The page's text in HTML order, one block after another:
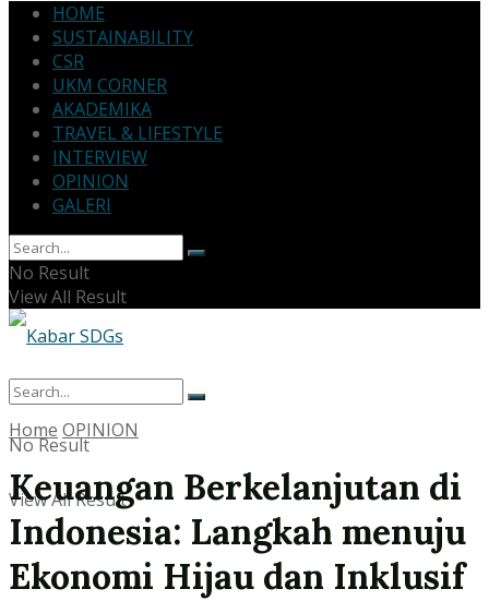
HOME
SUSTAINABILITY
CSR
UKM CORNER
AKADEMIKA
TRAVEL & LIFESTYLE
INTERVIEW
OPINION
GALERI
No Result
View All Result
No Result
View All Result
Home OPINION
Keuangan Berkelanjutan di
Indonesia: Langkah menuju
Ekonomi Hijau dan Inklusif